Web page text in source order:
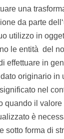
una
da parte
utilizzo in
le entità del
effettuare in
originario in
nel
quando il valore
è
sotto forma di